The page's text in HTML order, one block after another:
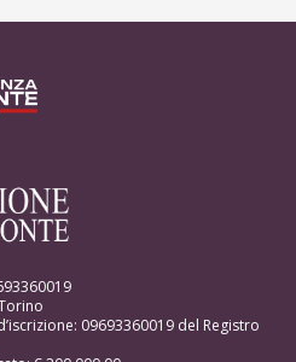
09693360019 del Registro